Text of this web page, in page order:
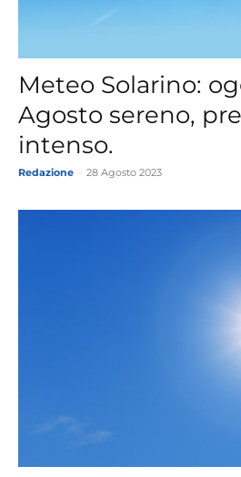
Meteo Solarino:
Agosto sereno,
intenso.
Redazione 28 Agosto 2023